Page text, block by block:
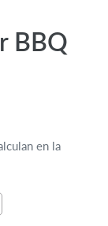
BBQ
en la